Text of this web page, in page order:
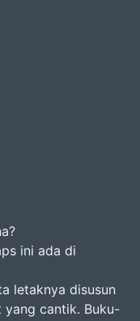
ini ada di
letaknya disusun
yang cantik. Buku-